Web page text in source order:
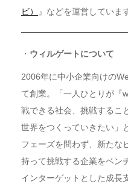
ビ）
』などを運営していま
・ ウィルゲートについて
2006年に中小企業向けの
て創業。「一人ひとりが『
戦できる社会、挑戦するこ
世界をつくっていきたい」
フェーズを問わず、新たな
持って挑戦する企業をベン
インターゲットとした成長